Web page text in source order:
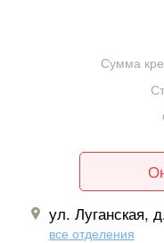
Сумма
ул. Луганская,
все отделения